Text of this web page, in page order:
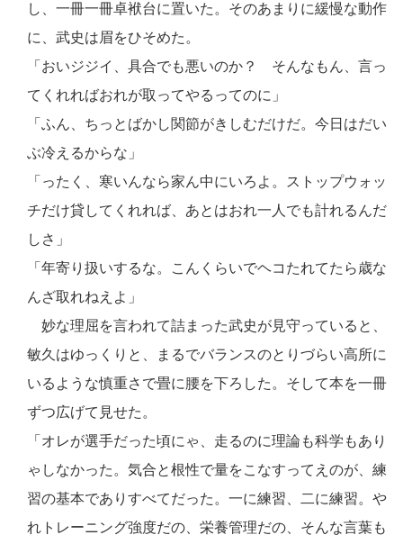
し、一冊一冊卓袱台に置いた。そのあまりに緩慢な動作
に、武史は眉をひそめた。
「おいジジイ、具合でも悪いのか？ そんなもん、言っ
てくれればおれが取ってやるってのに」
「ふん、ちっとばかし関節がきしむだけだ。今日はだい
ぶ冷えるからな」
「ったく、寒いんなら家ん中にいろよ。ストップウォッ
チだけ貸してくれれば、あとはおれ一人でも計れるんだ
しさ」
「年寄り扱いするな。こんくらいでヘコたれてたら歳な
んざ取れねえよ」
妙な理屈を言われて詰まった武史が見守っていると、
敏久はゆっくりと、まるでバランスのとりづらい高所に
いるような慎重さで畳に腰を下ろした。そして本を一冊
ずつ広げて見せた。
「オレが選手だった頃にゃ、走るのに理論も科学もあり
ゃしなかった。気合と根性で量をこなすってえのが、練
習の基本でありすべてだった。一に練習、二に練習。や
れトレーニング強度だの、栄養管理だの、そんな言葉も